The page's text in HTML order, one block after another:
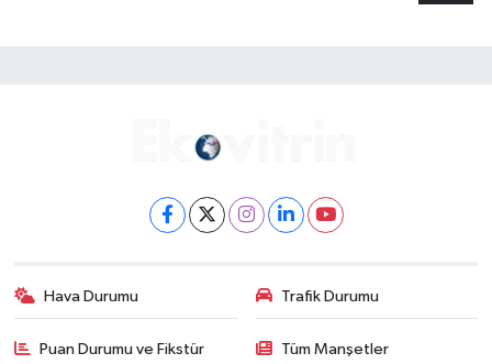
Hava Durumu Trafik Durumu
Puan Durumu ve Fikstür Tüm Manşetler